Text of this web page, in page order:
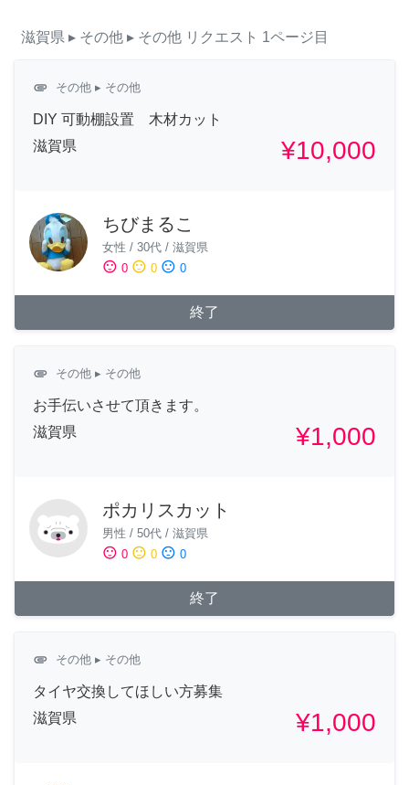
滋賀県 ▸ その他 ▸ その他 リクエスト 1ページ目
attachment その他 ▸ その他
DIY 可動棚設置 木材カット
滋賀県
¥10,000
ちびまるこ
女性 / 30代 / 滋賀県
sentiment_satisfied 0 sentiment_neutral 0 sentiment_dissatisfied 0
終了
attachment その他 ▸ その他
お手伝いさせて頂きます。
滋賀県
¥1,000
ポカリスカット
男性 / 50代 / 滋賀県
sentiment_satisfied 0 sentiment_neutral 0 sentiment_dissatisfied 0
終了
attachment その他 ▸ その他
タイヤ交換してほしい方募集
滋賀県
¥1,000